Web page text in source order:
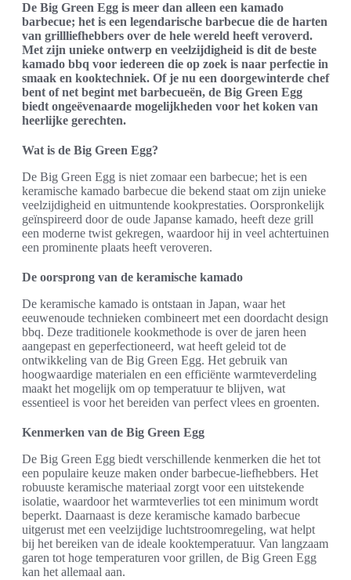
De Big Green Egg is meer dan alleen een kamado
barbecue; het is een legendarische barbecue die de harten
van grillliefhebbers over de hele wereld heeft veroverd.
Met zijn unieke ontwerp en veelzijdigheid is dit de beste
kamado bbq voor iedereen die op zoek is naar perfectie in
smaak en kooktechniek. Of je nu een doorgewinterde chef
bent of net begint met barbecueën, de Big Green Egg
biedt ongeëvenaarde mogelijkheden voor het koken van
heerlijke gerechten.
Wat is de Big Green Egg?
De Big Green Egg is niet zomaar een barbecue; het is een
keramische kamado barbecue die bekend staat om zijn unieke
veelzijdigheid en uitmuntende kookprestaties. Oorspronkelijk
geïnspireerd door de oude Japanse kamado, heeft deze grill
een moderne twist gekregen, waardoor hij in veel achtertuinen
een prominente plaats heeft veroveren.
De oorsprong van de keramische kamado
De keramische kamado is ontstaan in Japan, waar het
eeuwenoude technieken combineert met een doordacht design
bbq. Deze traditionele kookmethode is over de jaren heen
aangepast en geperfectioneerd, wat heeft geleid tot de
ontwikkeling van de Big Green Egg. Het gebruik van
hoogwaardige materialen en een efficiënte warmteverdeling
maakt het mogelijk om op temperatuur te blijven, wat
essentieel is voor het bereiden van perfect vlees en groenten.
Kenmerken van de Big Green Egg
De Big Green Egg biedt verschillende kenmerken die het tot
een populaire keuze maken onder barbecue-liefhebbers. Het
robuuste keramische materiaal zorgt voor een uitstekende
isolatie, waardoor het warmteverlies tot een minimum wordt
beperkt. Daarnaast is deze keramische kamado barbecue
uitgerust met een veelzijdige luchtstroomregeling, wat helpt
bij het bereiken van de ideale kooktemperatuur. Van langzaam
garen tot hoge temperaturen voor grillen, de Big Green Egg
kan het allemaal aan.